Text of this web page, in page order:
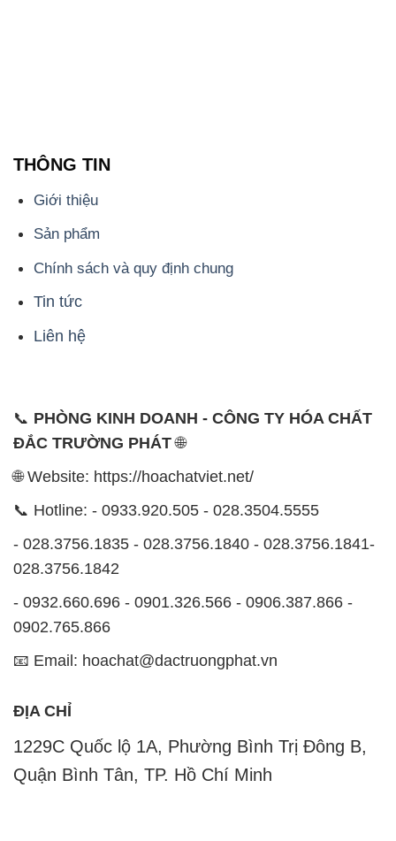
THÔNG TIN
Giới thiệu
Sản phẩm
Chính sách và quy định chung
Tin tức
Liên hệ
📞 PHÒNG KINH DOANH - CÔNG TY HÓA CHẤT
ĐẮC TRƯỜNG PHÁT🌐
🌐 Website: https://hoachatviet.net/
📞 Hotline: - 0933.920.505 - 028.3504.5555
- 028.3756.1835 - 028.3756.1840 - 028.3756.1841-
028.3756.1842
- 0932.660.696 - 0901.326.566 - 0906.387.866 -
0902.765.866
📧 Email: hoachat@dactruongphat.vn
ĐỊA CHỈ
1229C Quốc lộ 1A, Phường Bình Trị Đông B,
Quận Bình Tân, TP. Hồ Chí Minh